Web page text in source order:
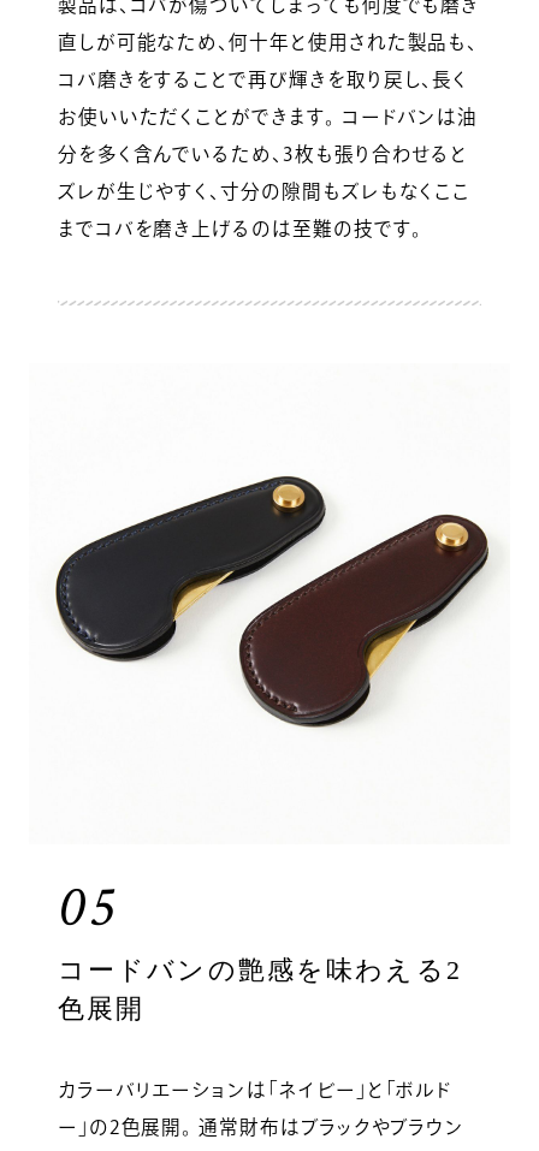
製品は、コバが傷ついてしまっても何度でも磨き
直しが可能なため、何十年と使用された製品も、
コバ磨きをすることで再び輝きを取り戻し、長く
お使いいただくことができます。 コードバンは油
分を多く含んでいるため、3枚も張り合わせると
ズレが生じやすく、寸分の隙間もズレもなくここ
までコバを磨き上げるのは至難の技です。
05
コードバンの艶感を味わえる2
色展開
カラーバリエーションは「ネイビー」と「ボルド
ー」の2色展開。 通常財布はブラックやブラウン